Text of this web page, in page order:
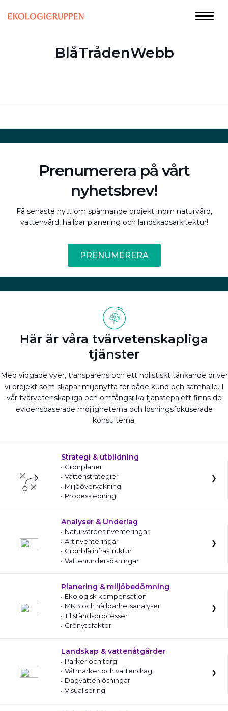
BlåTrådenWebb
Prenumerera på vårt
nyhetsbrev!
Få senaste nytt om spännande projekt inom naturvård,
vattenvård, hållbar planering och landskapsarkitektur!
PRENUMERERA
Här är våra tvärvetenskapliga
tjänster
Med vidgade vyer, transparens och ett holistiskt tänkande driver
vi projekt som skapar miljönytta för både kund och samhälle. I
vår tvärvetenskapliga och omfångsrika tjänstepalett finns de
evidensbaserade möjligheterna och lösningsfokuserade
konsulterna.
Strategi & utbildning
Grönplaner
Vattenstrategier
Miljöövervakning
Processledning
Analyser & Underlag
Naturvärdesinventeringar
Artinventeringar
Grönblå infrastruktur
Vattenundersökningar
Planering & miljöbedömning
Ekologisk kompensation
MKB och hållbarhetsanalyser
Tillståndsprocesser
Grönytefaktor
Landskap & vattenåtgärder
Parker och torg
Våtmarker och vattendrag
Dagvattenlösningar
Visualisering